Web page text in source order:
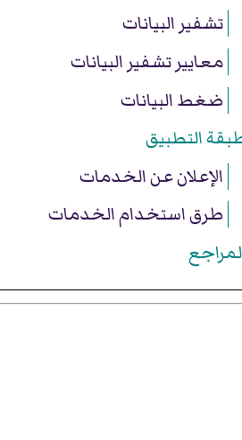
تشفير البيانات
معايير تشفير البيانات
ضغط البيانات
التطبيق
الإعلان عن الخدمات
طرق استخدام الخدمات